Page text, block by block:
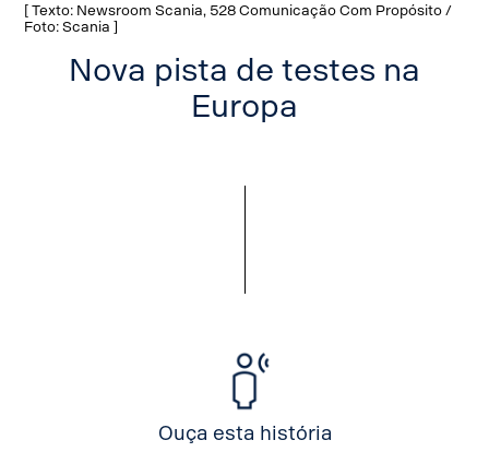
[ Texto: Newsroom Scania, 528 Comunicação Com Propósito /
Foto: Scania ]
Nova pista de testes na
Europa
Ouça esta história